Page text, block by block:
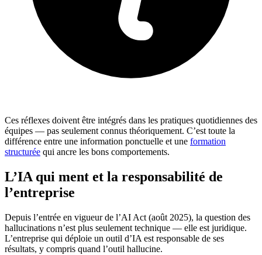
Ces réflexes doivent être intégrés dans les pratiques quotidiennes des
équipes — pas seulement connus théoriquement. C’est toute la
différence entre une information ponctuelle et une formation
structurée qui ancre les bons comportements.
L’IA qui ment et la responsabilité de
l’entreprise
Depuis l’entrée en vigueur de l’AI Act (août 2025), la question des
hallucinations n’est plus seulement technique — elle est juridique.
L’entreprise qui déploie un outil d’IA est responsable de ses
résultats, y compris quand l’outil hallucine.